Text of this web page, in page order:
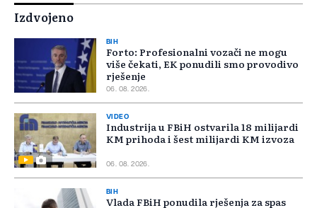
Izdvojeno
BIH
Forto: Profesionalni vozači ne mogu
više čekati, EK ponudili smo provodivo
rješenje
06. 08. 2026.
VIDEO
Industrija u FBiH ostvarila 18 milijardi
KM prihoda i šest milijardi KM izvoza
06. 08. 2026.
BIH
Vlada FBiH ponudila rješenja za spas